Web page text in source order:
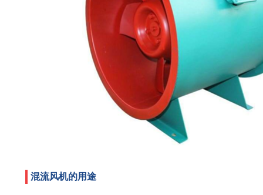
混流风机的用途